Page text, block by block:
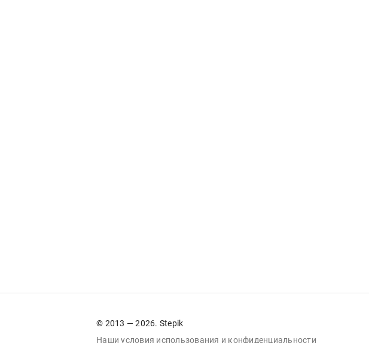
© 2013 — 2026. Stepik
Наши условия использования и конфиденциальности